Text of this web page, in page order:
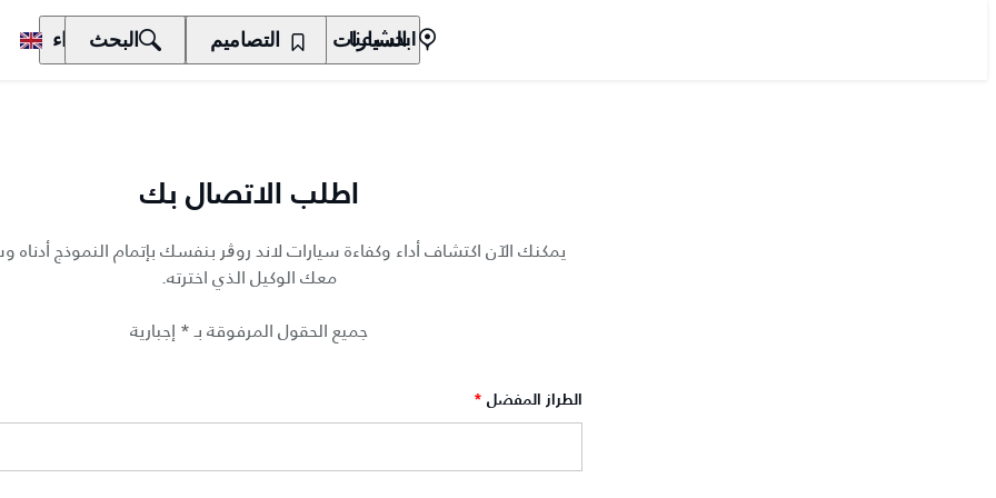
السيارات المالكون الاكتشاف الشراء ابحث عنا التصاميم البحث
اطلب الاتصال بك
يمكنك الآن اكتشاف أداء وكفاءة سيارات لاند روڨر بنفسك بإتمام النموذج
معك الوكيل الذي اخترته.
جميع الحقول المرفوقة بـ * إجبارية
الطراز المفضل *